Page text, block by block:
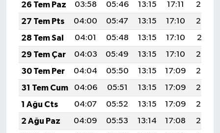
26 Tem Paz
03:58 05:46 13:15 17:11
20:33
27 Tem Pts
04:00 05:47 13:15 17:10
20:32
28 Tem Sal
04:01 05:48 13:15 17:10
20:31
29 Tem Çar
04:03 05:49 13:15 17:10
20:30
30 Tem Per
04:04 05:50 13:15 17:09
20:29
31 Tem Cum
04:06 05:51 13:15 17:09
20:28
1 Ağu Cts
04:07 05:52 13:15 17:09
20:27
2 Ağu Paz
04:09 05:53 13:14 17:08
20:26